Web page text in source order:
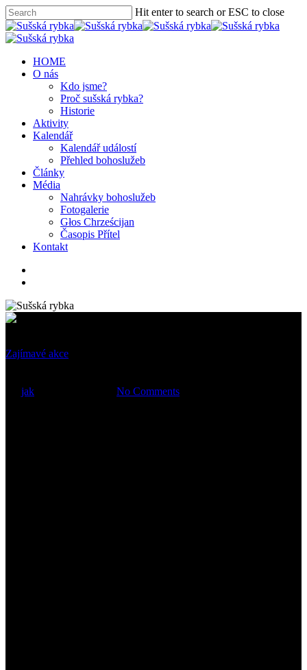
Hit enter to search or ESC to close
HOME
O nás
Kdo jsme?
Proč sušská rybka?
Historie
Aktivity
Kalendář
Kalendář událostí
Přehled bohoslužeb
Články
Média
Nahrávky bohoslužeb
Fotogalerie
Głos Chrześcijan
Časopis Přítel
Kontakt
Zajímavé akce
jak No Comments